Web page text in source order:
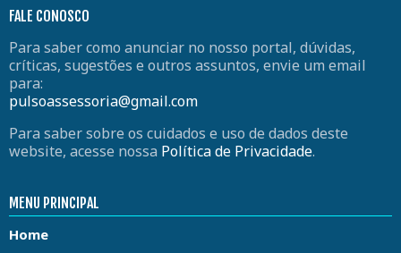
FALE CONOSCO
Para saber como anunciar no nosso portal, dúvidas,
críticas, sugestões e outros assuntos, envie um email
para:
pulsoassessoria@gmail.com
Para saber sobre os cuidados e uso de dados deste
website, acesse nossa Política de Privacidade.
MENU PRINCIPAL
Home